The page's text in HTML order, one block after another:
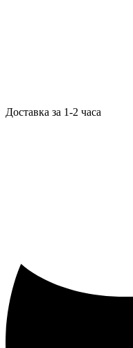
Доставка за 1-2 часа